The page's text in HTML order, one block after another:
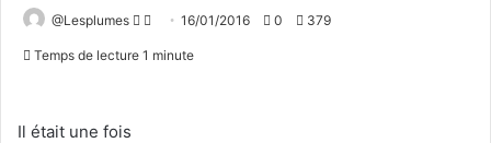
@Lesplumes
Follow
Envoyer16/01/2016 0 379
Temps de lecture 1 minute
Il était une fois